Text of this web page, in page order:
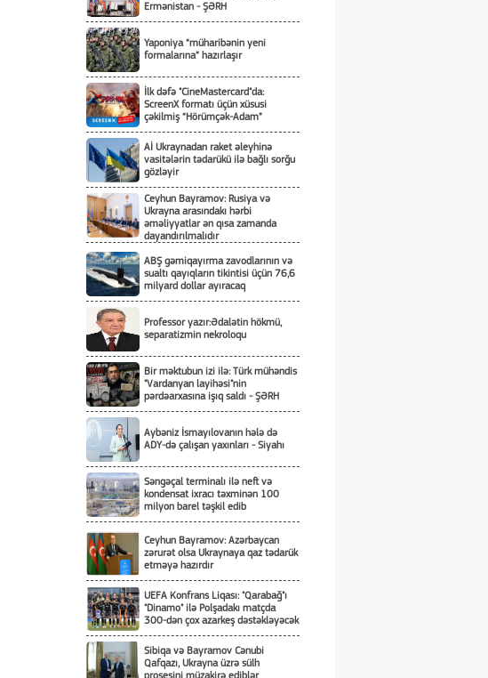
Ermənistan - ŞƏRH
Yaponiya “müharibənin yeni
formalarına” hazırlaşır
İlk dəfə "CineMastercard"da:
ScreenX formatı üçün xüsusi
çəkilmiş “Hörümçək-Adam”
Aİ Ukraynadan raket əleyhinə
vasitələrin tədarükü ilə bağlı sorğu
gözləyir
Ceyhun Bayramov: Rusiya və
Ukrayna arasındakı hərbi
əməliyyatlar ən qısa zamanda
dayandırılmalıdır
ABŞ gəmiqayırma zavodlarının və
sualtı qayıqların tikintisi üçün 76,6
milyard dollar ayıracaq
Professor yazır:Ədalətin hökmü,
separatizmin nekroloqu
Bir məktubun izi ilə: Türk mühəndis
"Vardanyan layihəsi"nin
pərdəarxasına işıq saldı - ŞƏRH
Aybəniz İsmayılovanın hələ də
ADY-də çalışan yaxınları - Siyahı
Səngəçal terminalı ilə neft və
kondensat ixracı təxminən 100
milyon barel təşkil edib
Ceyhun Bayramov: Azərbaycan
zərurət olsa Ukraynaya qaz tədarük
etməyə hazırdır
UEFA Konfrans Liqası: "Qarabağ"ı
"Dinamo" ilə Polşadakı matçda
300-dən çox azarkeş dəstəkləyəcək
Sibiqa və Bayramov Cənubi
Qafqazı, Ukrayna üzrə sülh